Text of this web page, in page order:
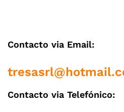
Contacto via Email:
Contacto via Telefónico: